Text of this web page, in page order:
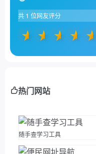
共 1 位网友评分
热门网站
随手查学习工具